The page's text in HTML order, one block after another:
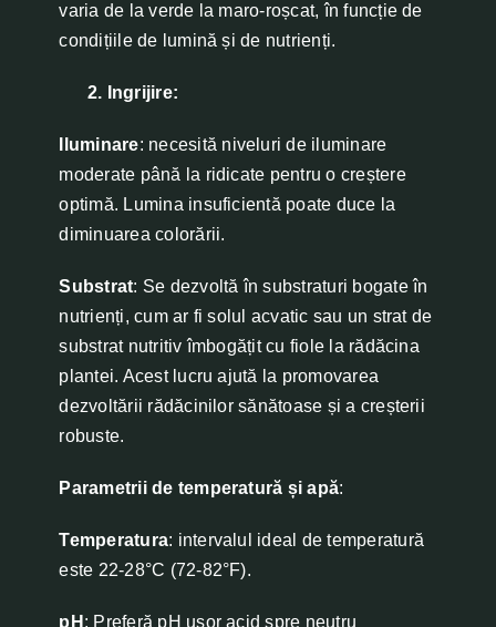
varia de la verde la maro-roșcat, în funcție de
condițiile de lumină și de nutrienți.
2. Ingrijire:
Iluminare: necesită niveluri de iluminare
moderate până la ridicate pentru o creștere
optimă. Lumina insuficientă poate duce la
diminuarea colorării.
Substrat: Se dezvoltă în substraturi bogate în
nutrienți, cum ar fi solul acvatic sau un strat de
substrat nutritiv îmbogățit cu fiole la rădăcina
plantei. Acest lucru ajută la promovarea
dezvoltării rădăcinilor sănătoase și a creșterii
robuste.
Parametrii de temperatură și apă:
Temperatura: intervalul ideal de temperatură
este 22-28°C (72-82°F).
pH : Preferă pH ușor acid spre neutru